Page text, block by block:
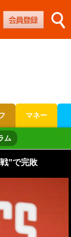
マネー
ム
”で完敗